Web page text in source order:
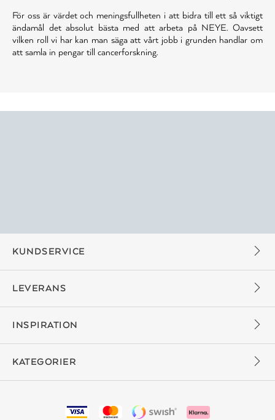
För oss är värdet och meningsfullheten i att bidra till ett så viktigt
ändamål det absolut bästa med att arbeta på NEYE. Oavsett
vilken roll vi har kan man säga att vårt jobb i grunden handlar om
att samla in pengar till cancerforskning.
KUNDSERVICE
LEVERANS
INSPIRATION
KATEGORIER